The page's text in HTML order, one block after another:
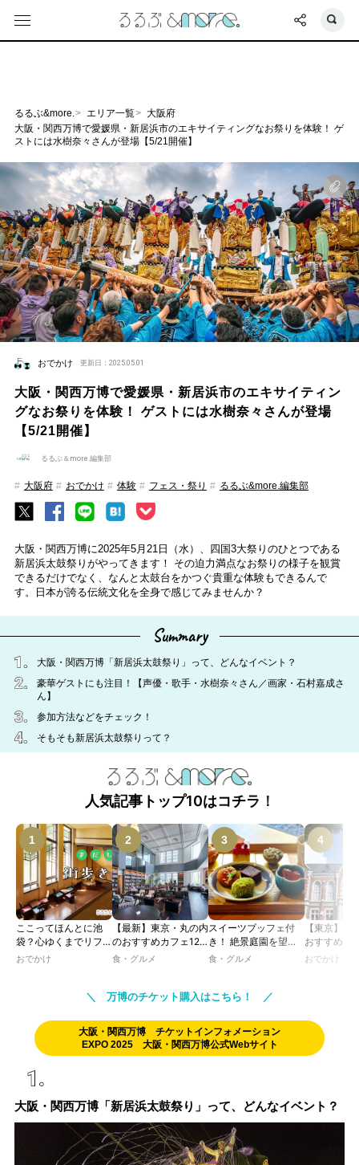
るるぶ&more. エリア一覧
大阪府
大阪・関西万博で愛媛県・新居浜市のエキサイティングなお祭りを体験！ ゲ
ストには水樹奈々さんが登場【5/21開催】
おでかけ 更新日：2025.05.01
大阪・関西万博で愛媛県・新居浜市のエキサイティン
グなお祭りを体験！ ゲストには水樹奈々さんが登場
【5/21開催】
るるぶ＆more.編集部
大阪府 おでかけ 体験 フェス・祭り るるぶ&more.編集部
大阪・関西万博に2025年5月21日（水）、四国3大祭りのひとつである
新居浜太鼓祭りがやってきます！ その迫力満点なお祭りの様子を観賞
できるだけでなく、なんと太鼓台をかつぐ貴重な体験もできるんで
す。日本が誇る伝統文化を全身で感じてみませんか？
Summary
大阪・関西万博「新居浜太鼓祭り」って、どんなイベント？
豪華ゲストにも注目！【声優・歌手・水樹奈々さん／画家・石村嘉成さ
ん】
参加方法などをチェック！
そもそも新居浜太鼓祭りって？
人気記事トップ10はコチラ！
ここってほんとに池
袋？心ゆくまでリフレ
ッシュできる池袋・街
おでかけ
【最新】東京・丸の内
のおすすめカフェ12
選｜ひとりでゆったり
るカフェ、優雅なホテ
食・グルメ
スイーツブッフェ付
き！ 絶景庭園を望む
ホテルレストランで味
ツトレンドVol.105】
食・グルメ
【東京】レ
おすすめカ
｜文化財・
おでかけ
＼ 万博のチケット購入はこちら！ ／
大阪・関西万博 チケットインフォメーション
EXPO 2025 大阪・関西万博公式Webサイト
大阪・関西万博「新居浜太鼓祭り」って、どんなイベント？